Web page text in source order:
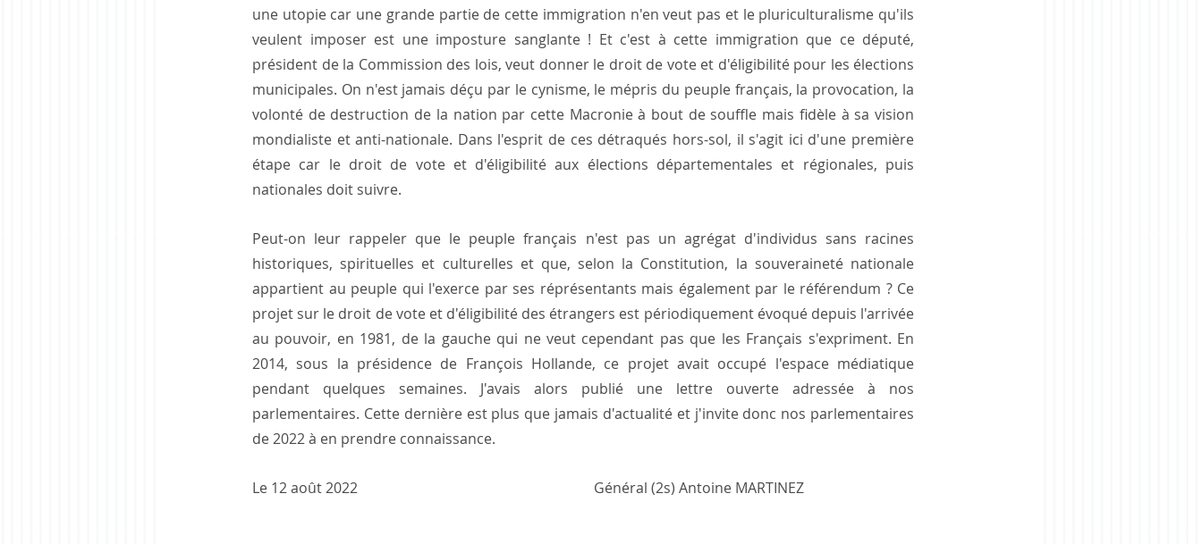
une utopie car une grande partie de cette immigration n'en veut pas et le pluriculturalisme qu'ils
veulent imposer est une imposture sanglante ! Et c'est à cette immigration que ce député,
président de la Commission des lois, veut donner le droit de vote et d'éligibilité pour les élections
municipales. On n'est jamais déçu par le cynisme, le mépris du peuple français, la provocation, la
volonté de destruction de la nation par cette Macronie à bout de souffle mais fidèle à sa vision
mondialiste et anti-nationale. Dans l'esprit de ces détraqués hors-sol, il s'agit ici d'une première
étape car le droit de vote et d'éligibilité aux élections départementales et régionales, puis
nationales doit suivre.
Peut-on leur rappeler que le peuple français n'est pas un agrégat d'individus sans racines
historiques, spirituelles et culturelles et que, selon la Constitution, la souveraineté nationale
appartient au peuple qui l'exerce par ses réprésentants mais également par le référendum ? Ce
projet sur le droit de vote et d'éligibilité des étrangers est périodiquement évoqué depuis l'arrivée
au pouvoir, en 1981, de la gauche qui ne veut cependant pas que les Français s'expriment. En
2014, sous la présidence de François Hollande, ce projet avait occupé l'espace médiatique
pendant quelques semaines. J'avais alors publié une lettre ouverte adressée à nos
parlementaires. Cette dernière est plus que jamais d'actualité et j'invite donc nos parlementaires
de 2022 à en prendre connaissance.
Le 12 août 2022                                                                  Général (2s) Antoine MARTINEZ